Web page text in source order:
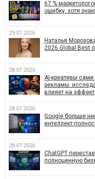
67 %
ошибку, хотя
29.07.2026
Наталья
2026 Global Best
28.07.2026
AI-креативы
рекламы:
влияет на
28.07.2026
Google больше
интеллект
28.07.2026
ChatGPT
полноценную